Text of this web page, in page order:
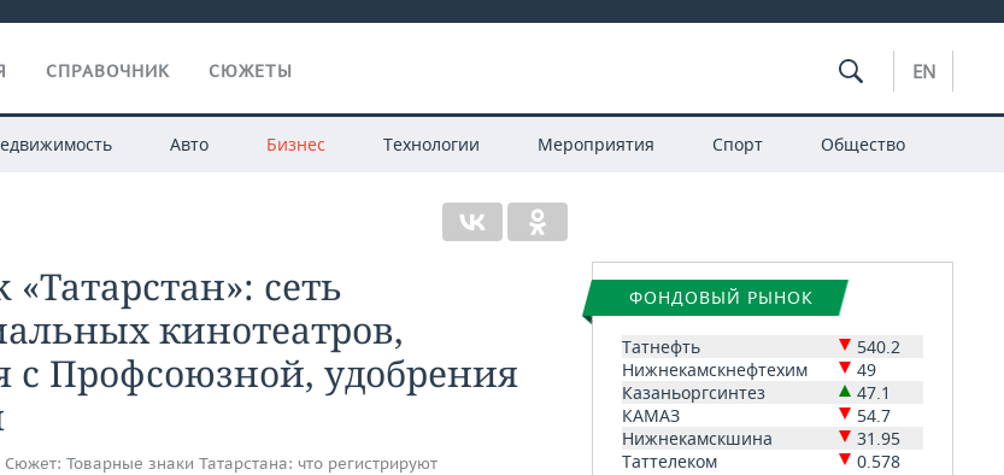
СПРАВОЧНИК СЮЖЕТЫ EN
Авто Бизнес Технологии Мероприятия Спорт Общество
сеть
кинотеатров,
Профсоюзной, удобрения
Сюжет: Товарные знаки Татарстана: что регистрируют
ФОНДОВЫЙ РЫНОК
Татнефть
540.2
Нижнекамскнефтехим
49
Казаньоргсинтез
47.1
КАМАЗ
54.7
Нижнекамскшина
31.95
Таттелеком
0.578